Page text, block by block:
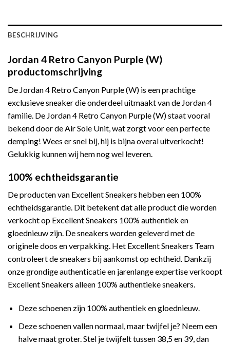
BESCHRIJVING
Jordan 4 Retro Canyon Purple (W)
productomschrijving
De Jordan 4 Retro Canyon Purple (W) is een prachtige
exclusieve sneaker die onderdeel uitmaakt van de Jordan 4
familie. De Jordan 4 Retro Canyon Purple (W) staat vooral
bekend door de Air Sole Unit, wat zorgt voor een perfecte
demping! Wees er snel bij, hij is bijna overal uitverkocht!
Gelukkig kunnen wij hem nog wel leveren.
100% echtheidsgarantie
De producten van Excellent Sneakers hebben een 100%
echtheidsgarantie. Dit betekent dat alle product die worden
verkocht op Excellent Sneakers 100% authentiek en
gloednieuw zijn. De sneakers worden geleverd met de
originele doos en verpakking. Het Excellent Sneakers Team
controleert de sneakers bij aankomst op echtheid. Dankzij
onze grondige authenticatie en jarenlange expertise verkoopt
Excellent Sneakers alleen 100% authentieke sneakers.
Deze schoenen zijn 100% authentiek en gloednieuw.
Deze schoenen vallen normaal, maar twijfel je? Neem een
halve maat groter. Stel je twijfelt tussen 38,5 en 39, dan